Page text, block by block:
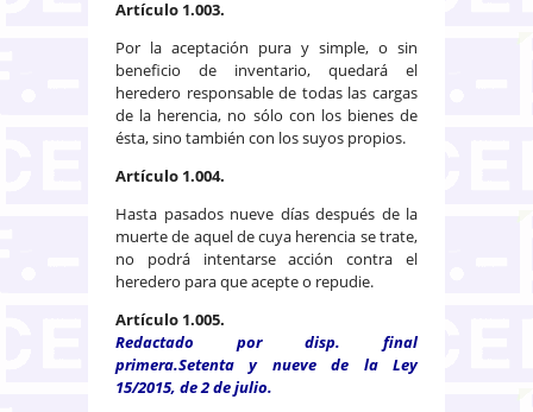
Artículo 1.003.
Por la aceptación pura y simple, o sin
beneficio de inventario, quedará el
heredero responsable de todas las cargas
de la herencia, no sólo con los bienes de
ésta, sino también con los suyos propios.
Artículo 1.004.
Hasta pasados nueve días después de la
muerte de aquel de cuya herencia se trate,
no podrá intentarse acción contra el
heredero para que acepte o repudie.
Artículo 1.005.
Redactado por disp. final
primera.Setenta y nueve de la Ley
15/2015, de 2 de julio.